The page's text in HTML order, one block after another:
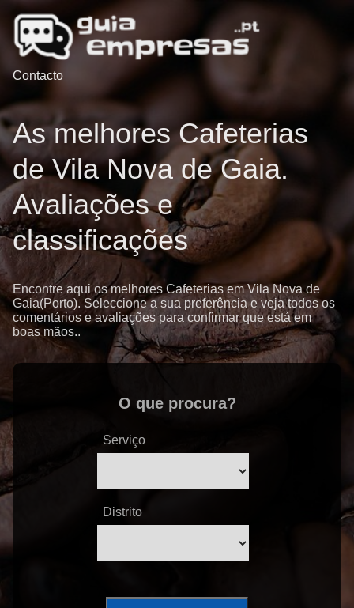
Contacto
As melhores Cafeterias
de Vila Nova de Gaia.
Avaliações e
classificações
Encontre aqui os melhores Cafeterias em Vila Nova de
Gaia(Porto). Seleccione a sua preferência e veja todos os
comentários e avaliações para confirmar que está em
boas mãos..
O que procura?
Serviço
Distrito